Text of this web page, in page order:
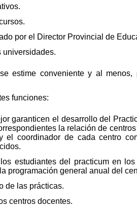
por el Director Provincial de
universidades.
estime conveniente y al
funciones:
garanticen el desarrollo del
la relación de
coordinador de cada centro
estudiantes del practicum en
programación general anual del
de las prácticas.
centros docentes.